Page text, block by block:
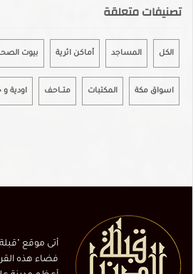
تصنيفات متعلقة
الكل المساجد أماكن اثرية بيوت
اسواق مكة المكتبات متـــاحـف اودية و
أتى موقع
فضاء هذه